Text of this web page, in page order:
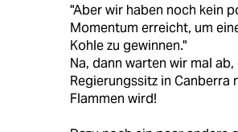
"Aber wir haben noch kein
Momentum erreicht, um
Kohle zu gewinnen."
Na, dann warten wir mal
Regierungssitz in Canberra
Flammen wird!